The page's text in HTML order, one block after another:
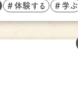
＃体験する ＃学ぶ